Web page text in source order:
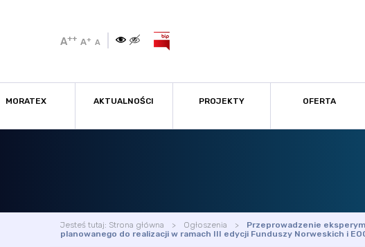
A++ A+ A
MORATEX AKTUALNOŚCI PROJEKTY OFERTA
Jesteś tutaj: Strona główna Ogłoszenia
Przeprowadzenie
planowanego do realizacji w ramach III edycji Funduszy Norweskich i